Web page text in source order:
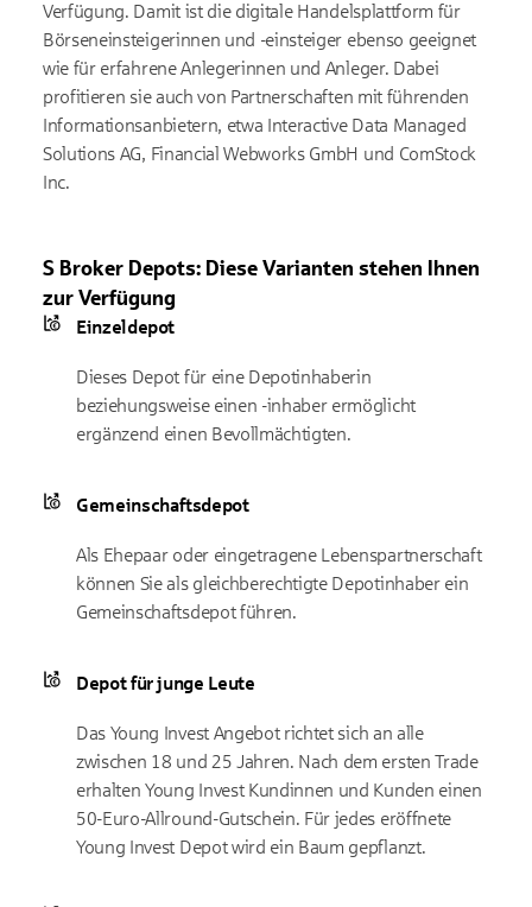
Verfügung. Damit ist die digitale Handelsplattform für
Börseneinsteigerinnen und -einsteiger ebenso geeignet
wie für erfahrene Anlegerinnen und Anleger. Dabei
profitieren sie auch von Partnerschaften mit führenden
Informationsanbietern, etwa Interactive Data Managed
Solutions AG, Financial Webworks GmbH und ComStock
Inc.
S Broker Depots: Diese Varianten stehen Ihnen
zur Verfügung
Einzeldepot
Dieses Depot für eine Depotinhaberin
beziehungsweise einen -inhaber ermöglicht
ergänzend einen Bevollmächtigten.
Gemeinschaftsdepot
Als Ehepaar oder eingetragene Lebenspartnerschaft
können Sie als gleichberechtigte Depotinhaber ein
Gemeinschaftsdepot führen.
Depot für junge Leute
Das Young InvestAngebot richtet sich an alle
zwischen 18 und 25 Jahren. Nach dem ersten Trade
erhaltenYoung InvestKundinnen und Kunden einen
50-Euro-Allround-Gutschein. Für jedes eröffnete
Young Invest Depot wird ein Baum gepflanzt.